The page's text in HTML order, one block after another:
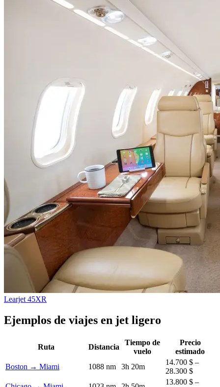
Learjet 45XR
Ejemplos de viajes en jet ligero
Ruta Distancia
Tiempo de
vuelo
Precio
estimado
Boston → Miami
1088 nm 3h 20m
14.700 $ –
28.300 $
13.800 $ –